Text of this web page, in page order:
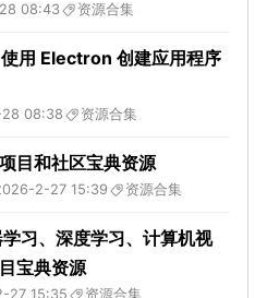
08:43 资源合集
用 Electron 创建应用程序
08:38 资源合集
目和社区宝典资源
2-27 15:39 资源合集
习、深度学习、计算机视
宝典资源
27 15:35 资源合集